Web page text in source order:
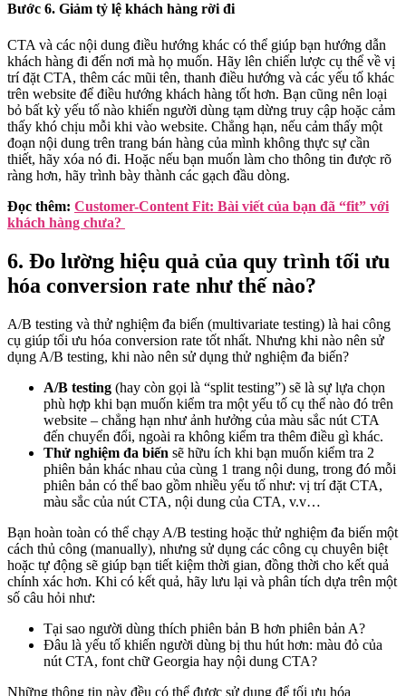
Bước 6. Giảm tỷ lệ khách hàng rời đi
CTA và các nội dung điều hướng khác có thể giúp bạn hướng dẫn
khách hàng đi đến nơi mà họ muốn. Hãy lên chiến lược cụ thể về vị
trí đặt CTA, thêm các mũi tên, thanh điều hướng và các yếu tố khác
trên website để điều hướng khách hàng tốt hơn. Bạn cũng nên loại
bỏ bất kỳ yếu tố nào khiến người dùng tạm dừng truy cập hoặc cảm
thấy khó chịu mỗi khi vào website. Chẳng hạn, nếu cảm thấy một
đoạn nội dung trên trang bán hàng của mình không thực sự cần
thiết, hãy xóa nó đi. Hoặc nếu bạn muốn làm cho thông tin được rõ
ràng hơn, hãy trình bày thành các gạch đầu dòng.
Đọc thêm: Customer-Content Fit: Bài viết của bạn đã “fit” với
khách hàng chưa?
6. Đo lường hiệu quả của quy trình tối ưu
hóa conversion rate như thế nào?
A/B testing và thử nghiệm đa biến (multivariate testing) là hai công
cụ giúp tối ưu hóa conversion rate tốt nhất. Nhưng khi nào nên sử
dụng A/B testing, khi nào nên sử dụng thử nghiệm đa biến?
A/B testing (hay còn gọi là “split testing”) sẽ là sự lựa chọn
phù hợp khi bạn muốn kiểm tra một yếu tố cụ thể nào đó trên
website – chẳng hạn như ảnh hưởng của màu sắc nút CTA
đến chuyển đổi, ngoài ra không kiểm tra thêm điều gì khác.
Thử nghiệm đa biến sẽ hữu ích khi bạn muốn kiểm tra 2
phiên bản khác nhau của cùng 1 trang nội dung, trong đó mỗi
phiên bản có thể bao gồm nhiều yếu tố như: vị trí đặt CTA,
màu sắc của nút CTA, nội dung của CTA, v.v…
Bạn hoàn toàn có thể chạy A/B testing hoặc thử nghiệm đa biến một
cách thủ công (manually), nhưng sử dụng các công cụ chuyên biệt
hoặc tự động sẽ giúp bạn tiết kiệm thời gian, đồng thời cho kết quả
chính xác hơn. Khi có kết quả, hãy lưu lại và phân tích dựa trên một
số câu hỏi như:
Tại sao người dùng thích phiên bản B hơn phiên bản A?
Đâu là yếu tố khiến người dùng bị thu hút hơn: màu đỏ của
nút CTA, font chữ Georgia hay nội dung CTA?
Những thông tin này đều có thể được sử dụng để tối ưu hóa